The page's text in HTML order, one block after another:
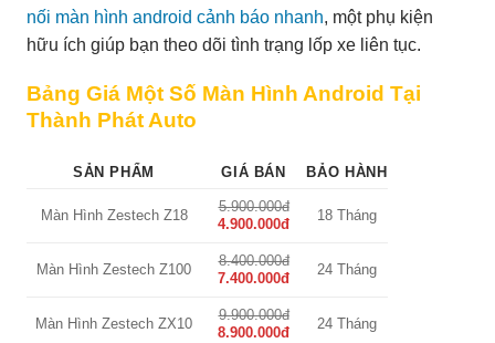
nối màn hình android cảnh báo nhanh, một phụ kiện
hữu ích giúp bạn theo dõi tình trạng lốp xe liên tục.
Bảng Giá Một Số Màn Hình Android Tại
Thành Phát Auto
SẢN PHẨM GIÁ BÁN BẢO HÀNH
Màn Hình Zestech Z18
5.900.000đ
4.900.000đ
18 Tháng
Màn Hình Zestech Z100
8.400.000đ
7.400.000đ
24 Tháng
Màn Hình Zestech ZX10
9.900.000đ
8.900.000đ
24 Tháng